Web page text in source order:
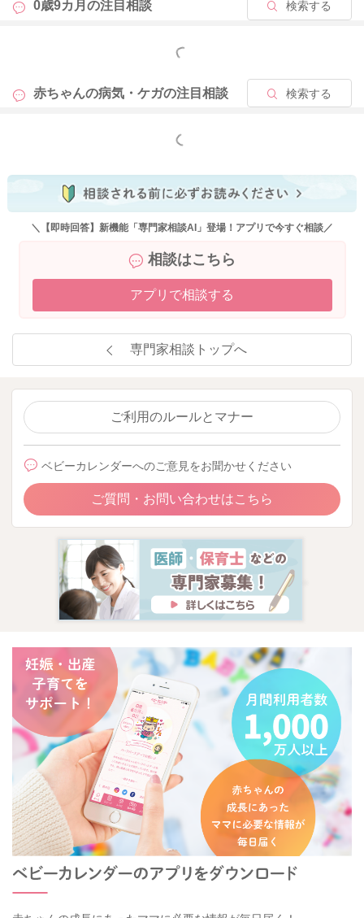
0歳9カ月の注目相談 検索する
もっと見る
赤ちゃんの病気・ケガの注目相談 検索する
もっと見る
＼【即時回答】新機能「専門家相談AI」登場！アプリで今すぐ相談／
相談はこちら
アプリで相談する
専門家相談トップへ
ご利用のルールとマナー
ベビーカレンダーへのご意見をお聞かせください
ご質問・お問い合わせはこちら